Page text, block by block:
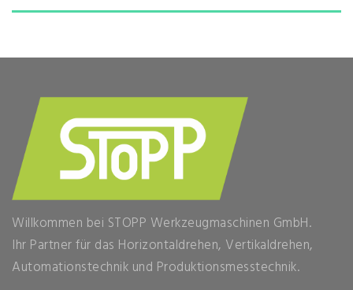
Willkommen bei STOPP Werkzeugmaschinen GmbH.
Ihr Partner für das Horizontaldrehen, Vertikaldrehen,
Automationstechnik und Produktionsmesstechnik.